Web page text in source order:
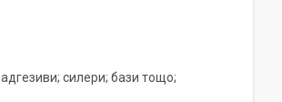
адгезиви; силери; бази тощо;